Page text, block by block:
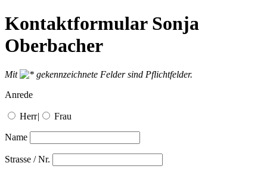
Kontaktformular Sonja
Oberbacher
Mit
gekennzeichnete Felder sind Pflichtfelder.
Anrede
Herr| Frau
Name
Strasse / Nr.